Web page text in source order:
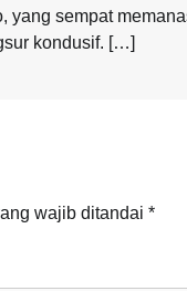
yang sempat
kondusif. […]
wajib ditandai *